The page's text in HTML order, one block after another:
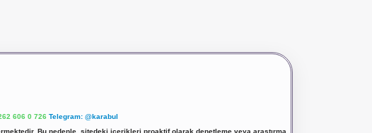
606 0 726 Telegram: @karabul
Bu nedenle, sitedeki içerikleri proaktif olarak denetleme veya araştırma